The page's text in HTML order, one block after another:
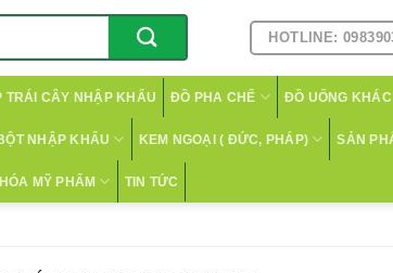
HOTLINE:
TRÁI CÂY NHẬP KHẨU ĐỒ PHA CHẾ ĐỒ UỐNG KHÁC
NHẬP KHẨU KEM NGOẠI ( ĐỨC, PHÁP) SẢN
HÓA MỸ PHẨM TIN TỨC